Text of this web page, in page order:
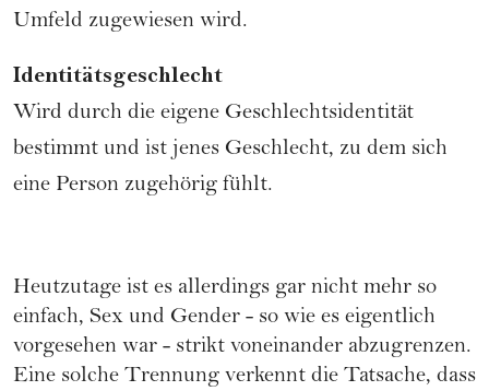
Umfeld zugewiesen wird.
Identitätsgeschlecht
Wird durch die eigene Geschlechtsidentität
bestimmt und ist jenes Geschlecht, zu dem sich
eine Person zugehörig fühlt.
Heutzutage ist es allerdings gar nicht mehr so
einfach, Sex und Gender - so wie es eigentlich
vorgesehen war - strikt voneinander abzugrenzen.
Eine solche Trennung verkennt die Tatsache, dass